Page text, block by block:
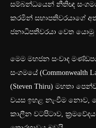
සම්බන්ධයෙන් නීතිඥ
කරමින් සභාපතිවරයාගේ
ජනාධිපතිවරයා වෙත
මෙම මහජන සංවාද
සංගමයේ (Commonwealth
(Steven Thiru) මහතා
වයස ඉහළ නැංවීම නොව,
කාලීන වටපිටාව,